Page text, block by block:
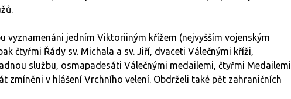
vyznamenáni jedním Viktoriiným křížem (nejvyšším vojenským
čtyřmi Řády sv. Michala a sv. Jiří, dvaceti Válečnými kříži,
službu, osmapadesáti Válečnými medailemi, čtyřmi Medailemi
zmíněni v hlášení Vrchního velení. Obdrželi také pět zahraničních